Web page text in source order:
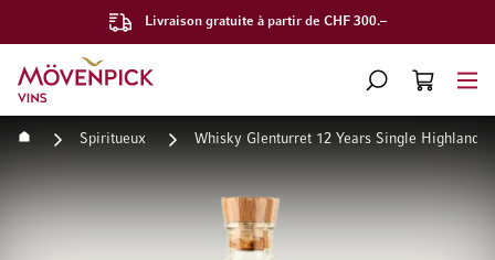
Livraison gratuite à partir de CHF 300.–
Aller à la page d'accueil
CHERCHERPANIER
Accueil Spiritueux Whisky Glenturret 12 Years Single Highland